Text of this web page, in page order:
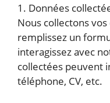
1. Données
Nous collectons
remplissez un
interagissez avec
collectées peuvent
téléphone, CV, etc.